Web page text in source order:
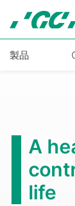
製品
A
life